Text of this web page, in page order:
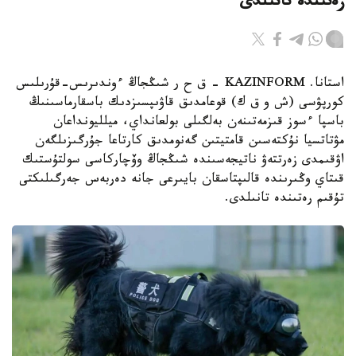
استانا. KAZINFORM – ق ح ر شىڭجاڭ ءوندىرىس-قۇرىلىس
كورپۋسى (ش و ق ك) قوعامدىق قاۋىپسىزدىك باسقارماسىنىڭ
باسپا ءسوز قىزمەتىنەن بەلگىلى بولعانداي، ميلليونداعان
مۋتاتسيا نۇكتەسىن قامتيتىن گەنومدىق كارتاعا جۇرگىزىلگەن
اۋقىمدى زەرتتەۋ ناتيجەسىندە شىڭجاڭ وۆچاركاسى سولتۇستىك
قىتاي وڭىرىندە قالىپتاسقان بايىرعى جانە دەربەس جەرگىلىكتى
تۇقىم رەتىندە تانىلدى.